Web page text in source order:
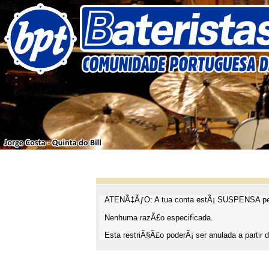
ATENÃ‡ÃƒO: A tua conta estÃ¡ SUSPENSA
Nenhuma razÃ£o especificada.
Esta restriÃ§Ã£o poderÃ¡ ser anulada a partir